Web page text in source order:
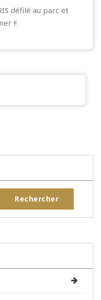
défilé au parc et
!!